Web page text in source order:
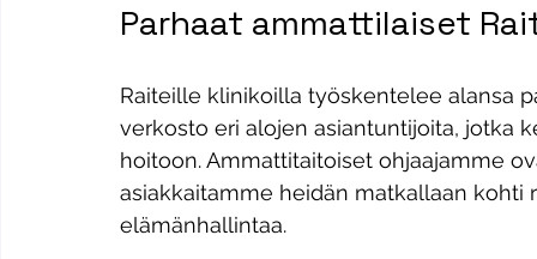
Parhaat ammattilaiset
Raiteille klinikoilla työskentelee alansa
verkosto eri alojen asiantuntijoita, jotka
hoitoon. Ammattitaitoiset ohjaajamme
asiakkaitamme heidän matkallaan
elämänhallintaa.